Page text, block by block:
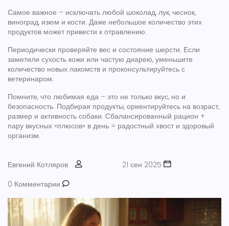
Самое важное – исключать любой шоколад, лук, чеснок,
виноград, изюм и кости. Даже небольшое количество этих
продуктов может привести к отравлению.
Периодически проверяйте вес и состояние шерсти. Если
заметили сухость кожи или частую диарею, уменьшите
количество новых лакомств и проконсультируйтесь с
ветеринаром.
Помните, что любимая еда – это не только вкус, но и
безопасность. Подбирая продукты, ориентируйтесь на возраст,
размер и активность собаки. Сбалансированный рацион +
пару вкусных «плюсов» в день = радостный хвост и здоровый
организм.
Евгений Котляров
21 сен 2025
0 Комментарии